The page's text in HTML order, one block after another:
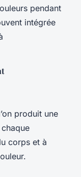
pendant
intégrée
produit une
corps et à